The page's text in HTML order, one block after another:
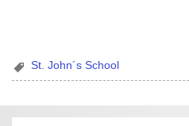
St. John´s School